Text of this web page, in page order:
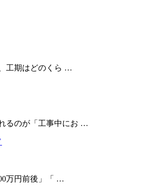
工期はどのくら …
るのが「工事中にお …
万円前後」「 …